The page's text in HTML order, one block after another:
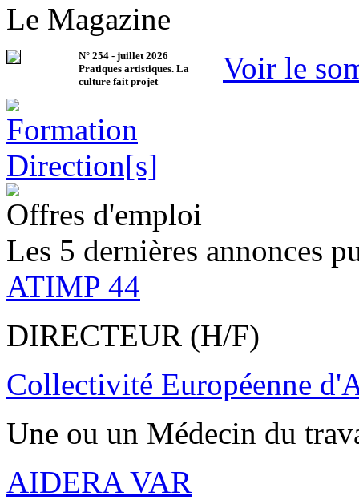
Le Magazine
N° 254 - juillet 2026
Pratiques artistiques. La
culture fait projet
Voir le
Offres d'emploi
Les 5 dernières annonces
ATIMP 44
DIRECTEUR (H/F)
Collectivité Européenne
Une ou un Médecin du
AIDERA VAR